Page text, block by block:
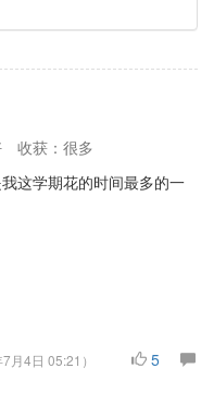
收获：很多
这学期花的时间最多的一
月4日 05:21 ）
5